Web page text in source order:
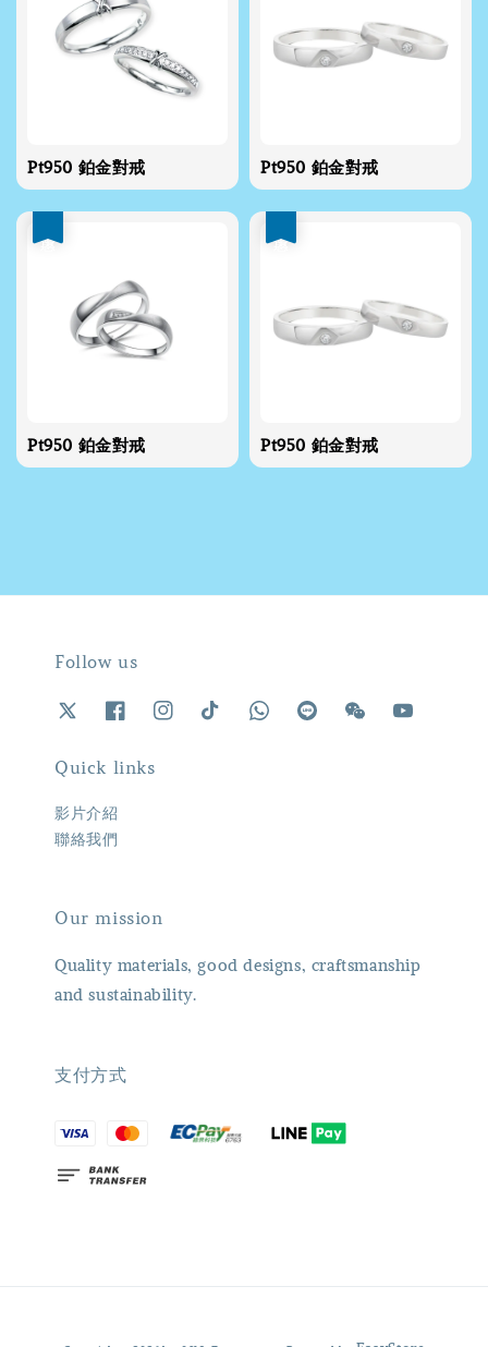
Pt950 鉑金對戒 Pt950 鉑金對戒
Pt950 鉑金對戒 Pt950 鉑金對戒
Follow us
Quick links
影片介紹
聯絡我們
Our mission
Quality materials, good designs, craftsmanship
and sustainability.
支付方式